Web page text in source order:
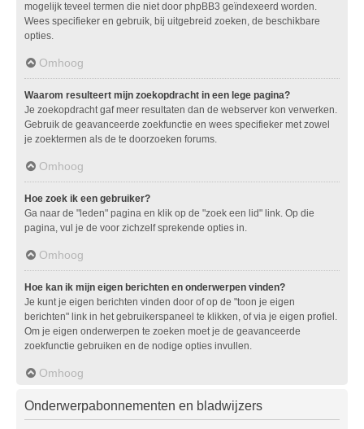
mogelijk teveel termen die niet door phpBB3 geïndexeerd worden.
Wees specifieker en gebruik, bij uitgebreid zoeken, de beschikbare
opties.
Omhoog
Waarom resulteert mijn zoekopdracht in een lege pagina?
Je zoekopdracht gaf meer resultaten dan de webserver kon verwerken.
Gebruik de geavanceerde zoekfunctie en wees specifieker met zowel
je zoektermen als de te doorzoeken forums.
Omhoog
Hoe zoek ik een gebruiker?
Ga naar de "leden" pagina en klik op de "zoek een lid" link. Op die
pagina, vul je de voor zichzelf sprekende opties in.
Omhoog
Hoe kan ik mijn eigen berichten en onderwerpen vinden?
Je kunt je eigen berichten vinden door of op de "toon je eigen
berichten" link in het gebruikerspaneel te klikken, of via je eigen profiel.
Om je eigen onderwerpen te zoeken moet je de geavanceerde
zoekfunctie gebruiken en de nodige opties invullen.
Omhoog
Onderwerpabonnementen en bladwijzers